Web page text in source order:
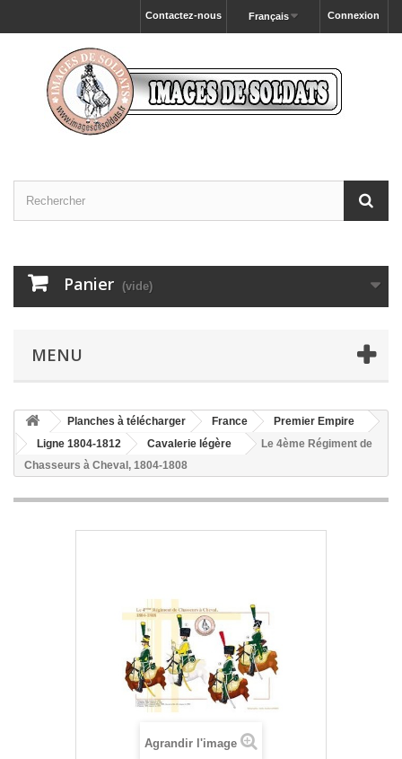
Connexion
Français
Contactez-nous
Panier (vide)
MENU
Planches à télécharger France
Premier Empire
Ligne 1804-1812
Cavalerie légère
Le 4ème Régiment de
Chasseurs à Cheval, 1804-1808
Agrandir l'image